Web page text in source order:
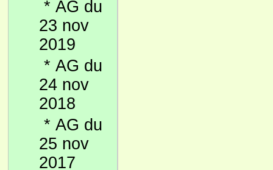
* AG du
23 nov
2019
* AG du
24 nov
2018
* AG du
25 nov
2017